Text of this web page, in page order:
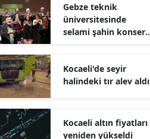
Kırşehir
Kocaeli
Kütahya
Manisa
Gebze teknik
üniversitesinde
selami şahin konseri
Kocaeli'de seyir
halindeki tır alev aldı
Kocaeli altın fiyatları
yeniden yükseldi